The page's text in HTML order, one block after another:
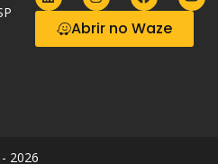
Abrir no Waze
2026